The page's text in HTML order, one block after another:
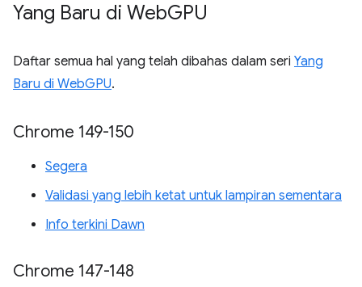
Yang Baru di WebGPU
Daftar semua hal yang telah dibahas dalam seri Yang
Baru di WebGPU.
Chrome 149-150
Segera
Validasi yang lebih ketat untuk lampiran sementara
Info terkini Dawn
Chrome 147-148